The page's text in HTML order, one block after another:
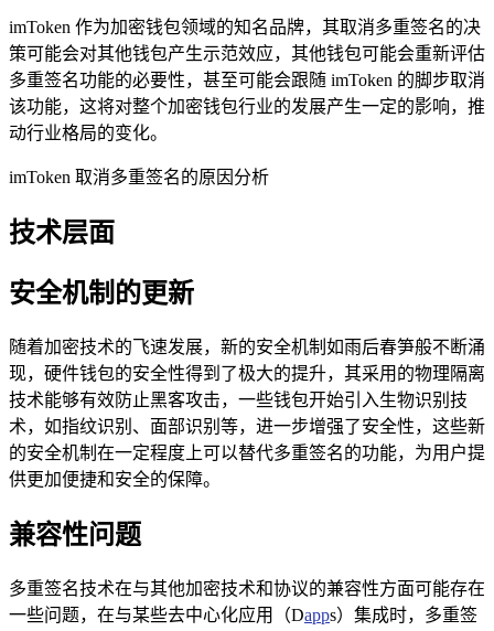
imToken 作为加密钱包领域的知名品牌，其取消多重签名的决
策可能会对其他钱包产生示范效应，其他钱包可能会重新评估
多重签名功能的必要性，甚至可能会跟随 imToken 的脚步取消
该功能，这将对整个加密钱包行业的发展产生一定的影响，推
动行业格局的变化。
imToken 取消多重签名的原因分析
技术层面
安全机制的更新
随着加密技术的飞速发展，新的安全机制如雨后春笋般不断涌
现，硬件钱包的安全性得到了极大的提升，其采用的物理隔离
技术能够有效防止黑客攻击，一些钱包开始引入生物识别技
术，如指纹识别、面部识别等，进一步增强了安全性，这些新
的安全机制在一定程度上可以替代多重签名的功能，为用户提
供更加便捷和安全的保障。
兼容性问题
多重签名技术在与其他加密技术和协议的兼容性方面可能存在
一些问题，在与某些去中心化应用（Dapps）集成时，多重签